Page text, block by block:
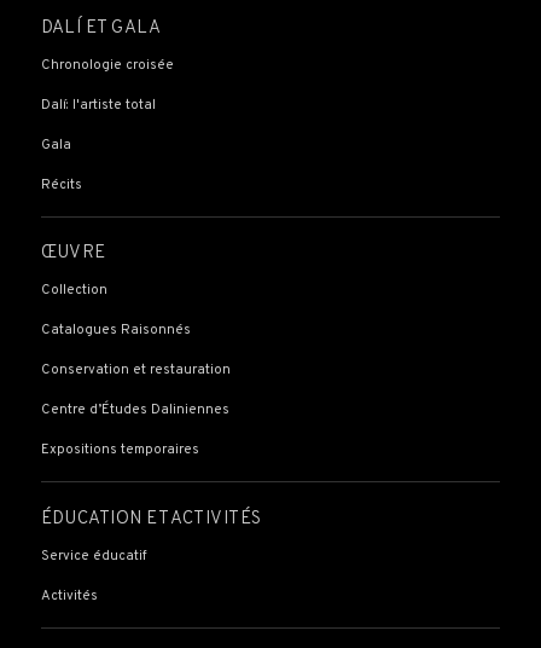
DALÍ ET GALA
Chronologie croisée
Dalí: l'artiste total
Gala
Récits
ŒUVRE
Collection
Catalogues Raisonnés
Conservation et restauration
Centre d’Études Daliniennes
Expositions temporaires
ÉDUCATION ET ACTIVITÉS
Service éducatif
Activités